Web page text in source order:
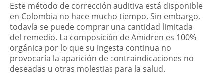
Este método de corrección auditiva está disponible
en Colombia no hace mucho tiempo. Sin embargo,
todavía se puede comprar una cantidad limitada
del remedio. La composición de Amidren es 100%
orgánica por lo que su ingesta continua no
provocaría la aparición de contraindicaciones no
deseadas u otras molestias para la salud.